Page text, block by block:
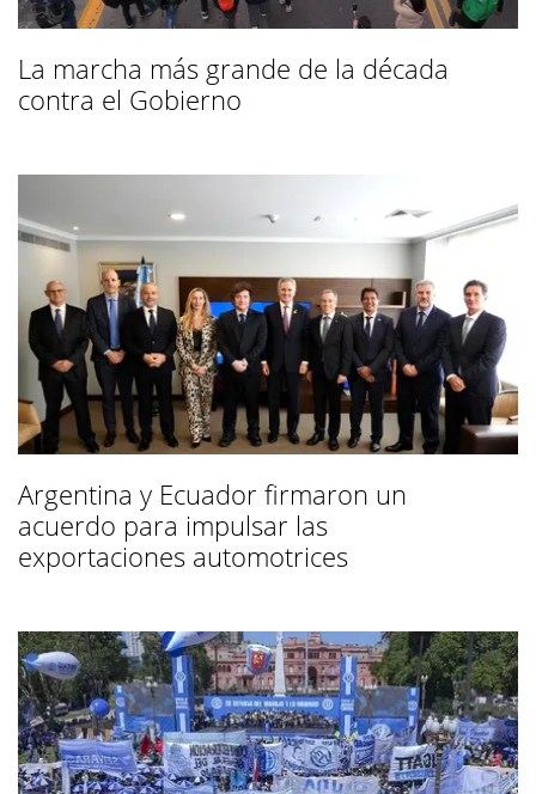
La marcha más grande de la década
contra el Gobierno
Argentina y Ecuador firmaron un
acuerdo para impulsar las
exportaciones automotrices